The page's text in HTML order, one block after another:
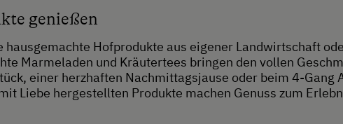
genießen
hausgemachte Hofprodukte aus eigener Landwirtschaft
Marmeladen und Kräutertees bringen den vollen
einer herzhaften Nachmittagsjause oder beim 4-Gang
Liebe hergestellten Produkte machen Genuss zum